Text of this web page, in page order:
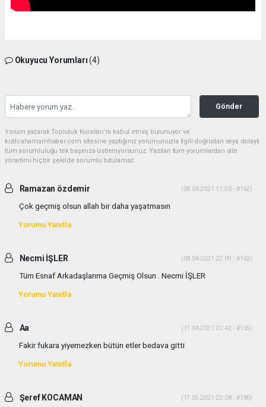
Okuyucu Yorumları(4)
Gönder
Yorum yazarak Topluluk Kuralları’nı kabul etmiş bulunuyor ve
kizilcahamamhaber.com sitesine yaptığınız yorumunuzla ilgili doğrudan veya dolaylı
tüm sorumluluğu tek başınıza üstleniyorsunuz. Yazılan tüm yorumlardan site
yönetimi hiçbir şekilde sorumlu tutulamaz.
Ramazan özdemir (08.04.2021 11:50 - #162)
Çok geçmiş olsun allah bir daha yaşatmasın
Yorumu Yanıtla
Necmi İŞLER (08.04.2021 22:09 - #163)
Tüm Esnaf Arkadaşlarıma Geçmiş Olsun . Necmi İŞLER
Yorumu Yanıtla
Aa (11.04.2021 01:42 - #165)
Fakir fukara yiyemezken bütün etler bedava gitti
Yorumu Yanıtla
Şeref KOCAMAN (17.05.2021 22:08 - #180)